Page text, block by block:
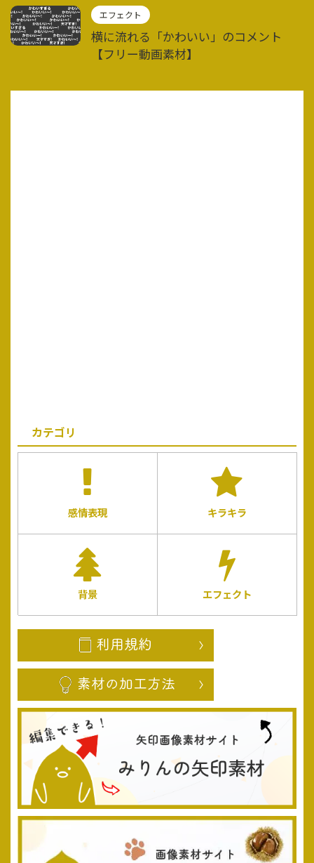
エフェクト
横に流れる「かわいい」のコメント
【フリー動画素材】
カテゴリ
感情表現 キラキラ
背景 エフェクト